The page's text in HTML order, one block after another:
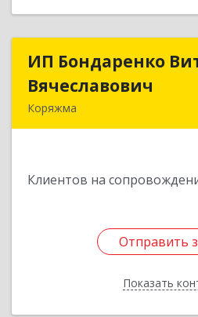
ИП Бондаренко
Вячеславович
Коряжма
Клиентов на
Отправить
Показать
ИП
Отправить
Назад